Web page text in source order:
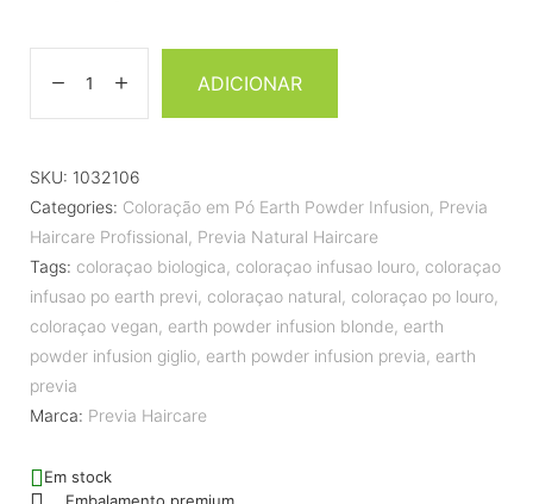
ADICIONAR
SKU: 1032106
Categories: Coloração em Pó Earth Powder Infusion, Previa
Haircare Profissional, Previa Natural Haircare
Tags: coloraçao biologica, coloraçao infusao louro, coloraçao
infusao po earth previ, coloraçao natural, coloraçao po louro,
coloraçao vegan, earth powder infusion blonde, earth
powder infusion giglio, earth powder infusion previa, earth
previa
Marca: Previa Haircare
Em stock